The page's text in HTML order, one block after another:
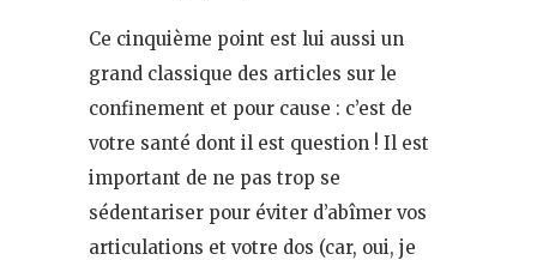
Ce cinquième point est lui aussi un
grand classique des articles sur le
confinement et pour cause : c’est de
votre santé dont il est question ! Il est
important de ne pas trop se
sédentariser pour éviter d’abîmer vos
articulations et votre dos (car, oui, je